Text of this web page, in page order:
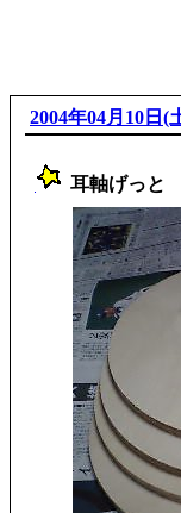
2004年04月10日(
耳軸げっと